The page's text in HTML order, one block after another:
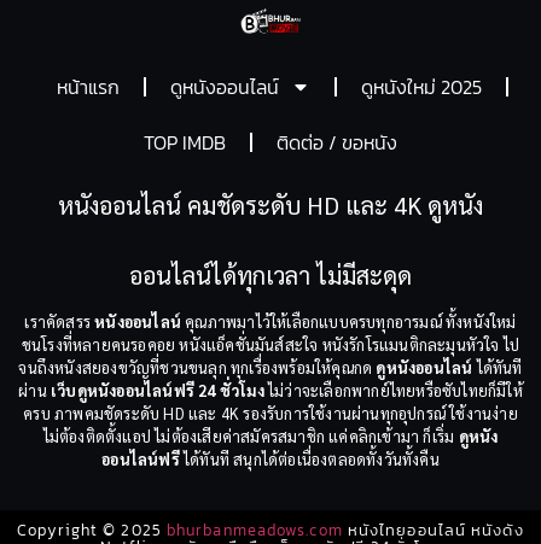
หน้าแรก ดูหนังออนไลน์
ดูหนังใหม่ 2025
TOP IMDB
ติดต่อ / ขอหนัง
หนังออนไลน์ คมชัดระดับ HD และ 4K ดูหนัง
ออนไลน์ได้ทุกเวลา ไม่มีสะดุด
เราคัดสรรหนังออนไลน์ คุณภาพมาไว้ให้เลือกแบบครบทุกอารมณ์ ทั้งหนังใหม่
ชนโรงที่หลายคนรอคอย หนังแอ็คชั่นมันส์สะใจ หนังรักโรแมนติกละมุนหัวใจ ไป
จนถึงหนังสยองขวัญที่ชวนขนลุก ทุกเรื่องพร้อมให้คุณกด ดูหนังออนไลน์ ได้ทันที
ผ่าน เว็บดูหนังออนไลน์ฟรี 24 ชั่วโมงไม่ว่าจะเลือกพากย์ไทยหรือซับไทยก็มีให้
ครบ ภาพคมชัดระดับ HD และ 4K รองรับการใช้งานผ่านทุกอุปกรณ์ ใช้งานง่าย
ไม่ต้องติดตั้งแอป ไม่ต้องเสียค่าสมัครสมาชิก แค่คลิกเข้ามา ก็เริ่ม ดูหนัง
ออนไลน์ฟรีได้ทันที สนุกได้ต่อเนื่องตลอดทั้งวันทั้งคืน
Copyright © 2025 bhurbanmeadows.com หนังไทยออนไลน์ หนังดัง